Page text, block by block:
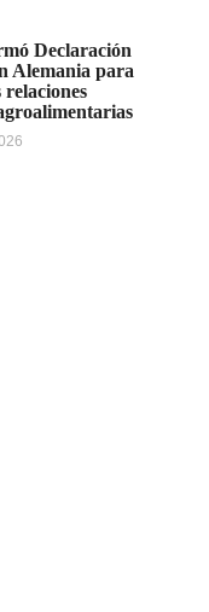
Declaración
Alemania para